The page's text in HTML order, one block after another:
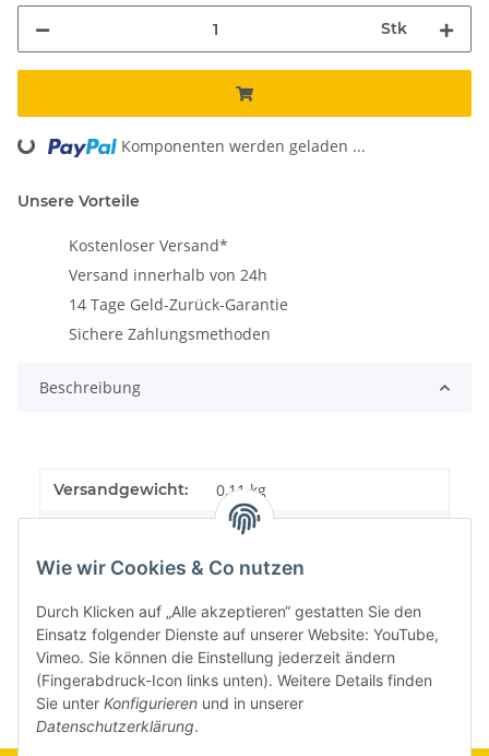
Stk
Loading... Komponenten werden geladen ...
Unsere Vorteile
Kostenloser Versand*
Versand innerhalb von 24h
14 Tage Geld-Zurück-Garantie
Sichere Zahlungsmethoden
Beschreibung
Versandgewicht: 0,11 kg
0,11 kg
Wie wir Cookies & Co nutzen
Durch Klicken auf „Alle akzeptieren“ gestatten Sie den
Einsatz folgender Dienste auf unserer Website: YouTube,
Vimeo. Sie können die Einstellung jederzeit ändern
(Fingerabdruck-Icon links unten). Weitere Details finden
Sie unter Konfigurieren und in unserer
Datenschutzerklärung.